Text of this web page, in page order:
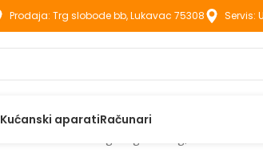
Prodaja: Trg slobode bb, Lukavac 75308 Servis:
Kućanski aparatiRačunari